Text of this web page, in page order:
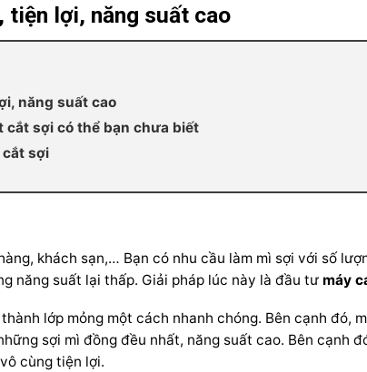
tiện lợi, năng suất cao
năng suất cao
cắt sợi có thể bạn chưa biết
cắt sợi
khách sạn,… Bạn có nhu cầu làm mì sợi với số
năng suất lại thấp. Giải pháp lúc này là đầu tư máy
lớp mỏng một cách nhanh chóng. Bên cạnh đó,
sợi mì đồng đều nhất, năng suất cao. Bên cạnh
cùng tiện lợi.